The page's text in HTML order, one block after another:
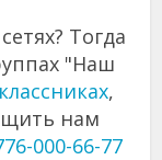
Тогда
"Наш
,
нам
000-66-77